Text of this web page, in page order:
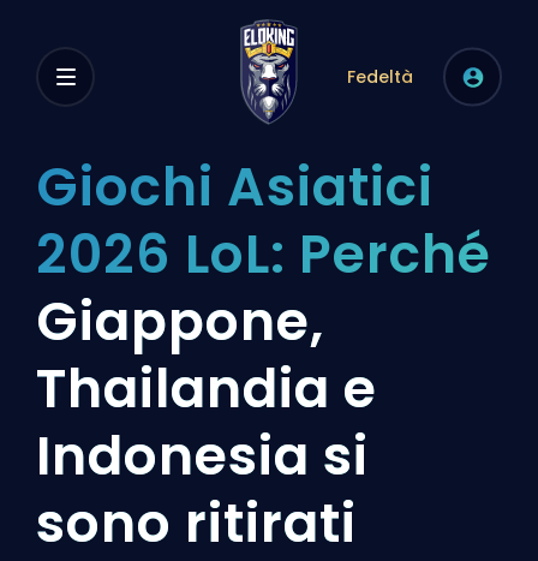
Fedeltà
Giochi Asiatici
2026 LoL: Perché
Giappone,
Thailandia e
Indonesia si
sono ritirati